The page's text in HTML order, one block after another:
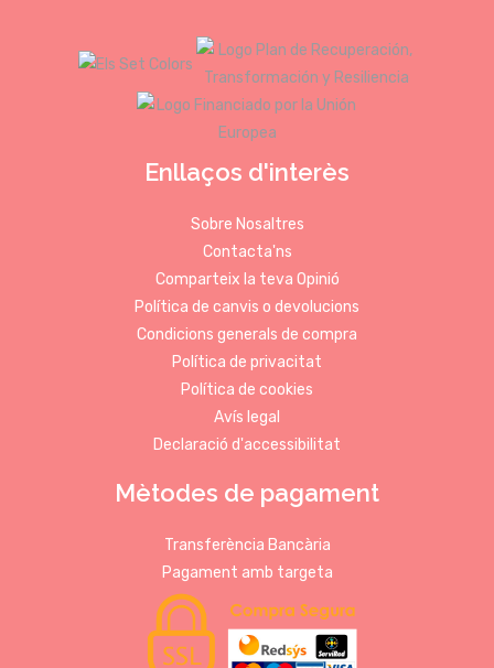
Enllaços d'interès
Sobre Nosaltres
Contacta'ns
Comparteix la teva Opinió
Política de canvis o devolucions
Condicions generals de compra
Política de privacitat
Política de cookies
Avís legal
Declaració d'accessibilitat
Mètodes de pagament
Transferència Bancària
Pagament amb targeta